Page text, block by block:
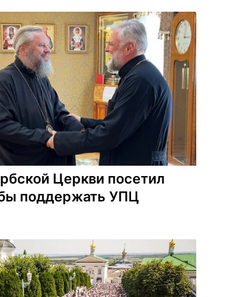
Церкви посетил
поддержать УПЦ